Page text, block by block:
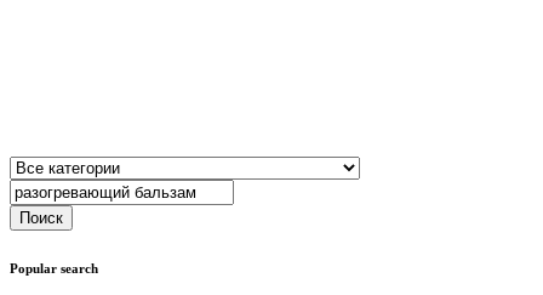
Popular search